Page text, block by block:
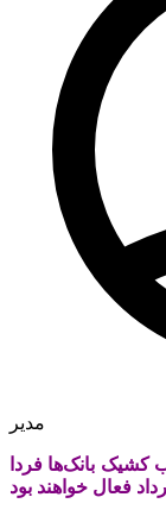
مدیر
بانک‌ها فردا